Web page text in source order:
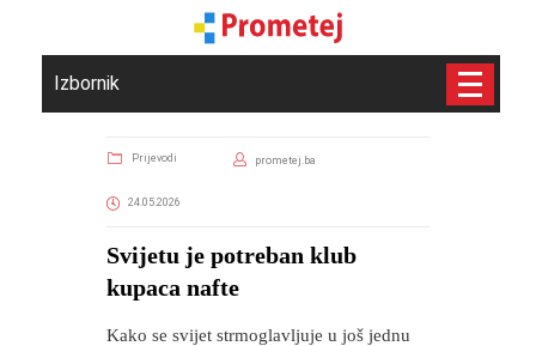
Izbornik
Prijevodi prometej.ba
24.05.2026
Svijetu je potreban klub
kupaca nafte
Kako se svijet strmoglavljuje u još jednu